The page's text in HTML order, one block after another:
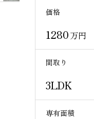
価格
1280万円
間取り
3LDK
専有面積